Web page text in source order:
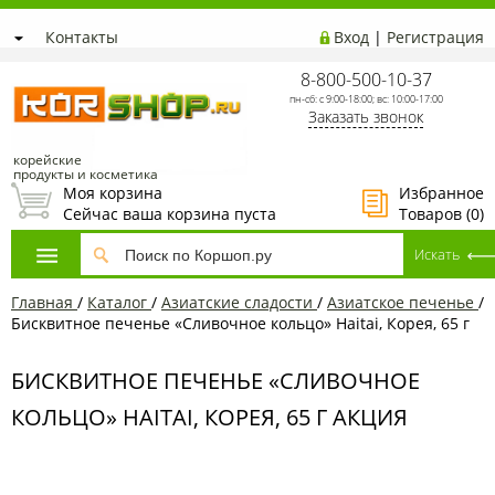
Контакты Вход | Регистрация
корейские
продукты и косметика
8-800-500-10-37
пн-сб: с 9:00-18:00; вс: 10:00-17:00
Заказать звонок
Избранное
Товаров (0)
Моя корзина
Сейчас ваша корзина пуста
Главная / Каталог / Азиатcкие сладости / Азиатское печенье /
Бисквитное печенье «Сливочное кольцо» Haitai, Корея, 65 г
БИСКВИТНОЕ ПЕЧЕНЬЕ «СЛИВОЧНОЕ
КОЛЬЦО» HAITAI, КОРЕЯ, 65 Г АКЦИЯ